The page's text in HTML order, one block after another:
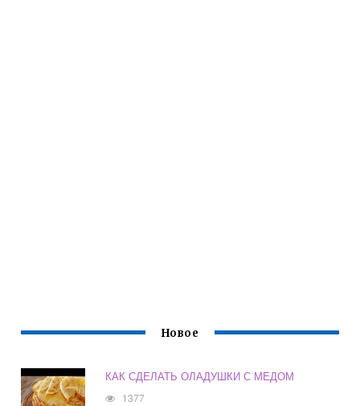
Новое
КАК СДЕЛАТЬ ОЛАДУШКИ С МЕДОМ
1377